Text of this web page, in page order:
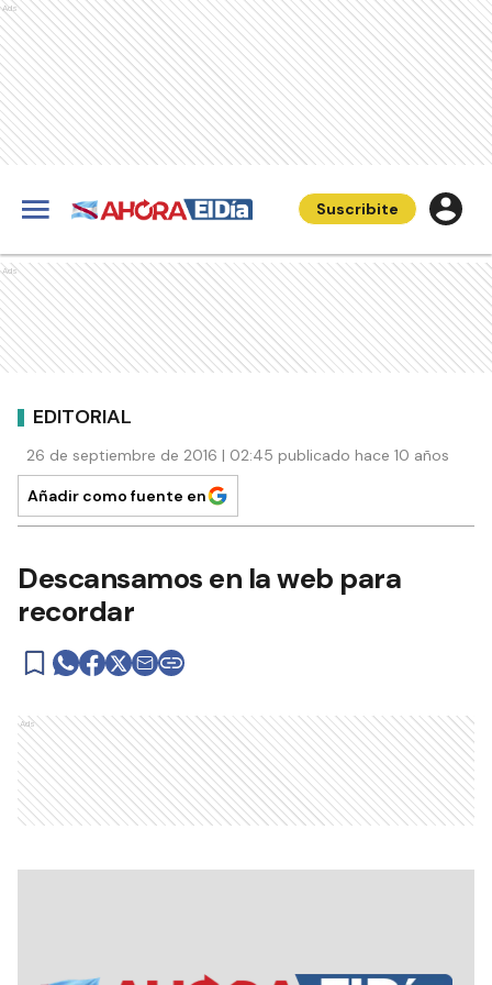
Ads
Suscribite
Ads
EDITORIAL
26 de septiembre de 2016 | 02:45 publicado hace 10 años
Añadir como fuente en
Descansamos en la web para
recordar
Ads